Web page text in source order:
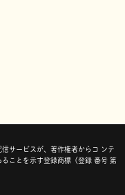
サービスが、著作権者からコ ンテ
ことを示す登録商標（登録 番号 第